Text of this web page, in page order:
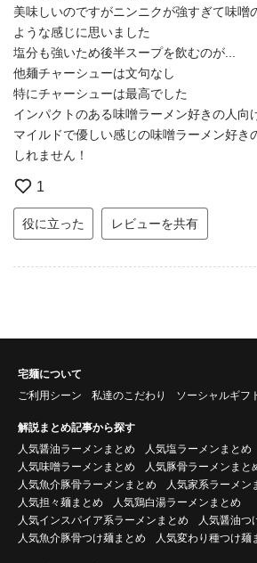
美味しいのですがニンニクが強すぎて味噌
ような感じに思いました
塩分も強いため後半スープを飲むのが...
他麺チャーシューは文句なし
特にチャーシューは最高でした
インパクトのある味噌ラーメン好きの人向
マイルドで優しい感じの味噌ラーメン好き
しれません！
1
役に立った レビューを共有
宅麺について
ご利用シーン
私達のこだわり ソーシャルギフ
解説まとめ記事から探す
人気醤油ラーメンまとめ
人気塩ラーメンまとめ
人気味噌ラーメンまとめ
人気豚骨ラーメンまと
人気魚介豚骨ラーメンまとめ
人気家系ラーメン
人気担々麺まとめ
人気鶏白湯ラーメンまとめ
人気インスパイア系ラーメンまとめ
人気醤油つ
人気魚介豚骨つけ麺まとめ
人気変わり種つけ麺